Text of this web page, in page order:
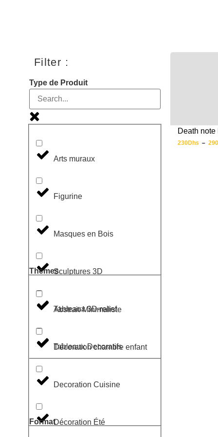
Filter :
Type de Produit
Arts muraux
Figurine
Masques en Bois
Sculptures 3D
Tableaux 3D-relief
Tableaux Decoratifs
Themes
Abstrait-Minimaliste
Décoration chambre enfant
Decoration Cuisine
Décoration Été
Format
Death
230Dhs – 290